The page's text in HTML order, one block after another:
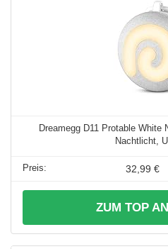
Dreamegg D11 Protable
Nachtlicht,
32,99 €
ZUM TOP